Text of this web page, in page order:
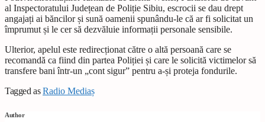
al Inspectoratului Județean de Poliție Sibiu, escrocii se dau drept
angajați ai băncilorși sună oamenii spunându-le că ar fi solicitat un
împrumut și le cer să dezvăluie informații personale sensibile.
Ulterior, apelul este redirecționat către o altă persoană care se
recomandă ca fiind din partea Poliției și care le solicită victimelor să
transfere bani într-un „cont sigur” pentru a-și proteja fondurile.
Tagged asRadio Mediaș
Author